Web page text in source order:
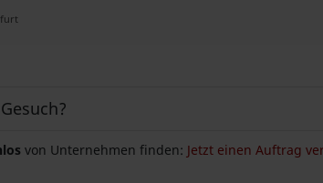
von Unternehmen finden: Jetzt einen Auftrag